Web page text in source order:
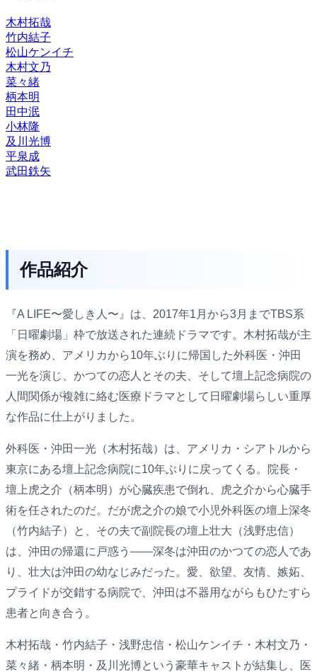
木村拓哉
竹内結子
松山ケンイチ
木村文乃
菜々緒
柄本明
田中泯
小林隆
及川光博
平泉成
武田鉄矢
作品紹介
『A LIFE〜愛しき人〜』は、2017年1月から3月までTBS系
「日曜劇場」枠で放送された連続ドラマです。木村拓哉が主
演を務め、アメリカから10年ぶりに帰国した外科医・沖田
一光を演じ、かつての恋人とその夫、そして壇上記念病院の
人間関係が複雑に絡む医療ドラマとして日曜劇場らしい重厚
な作品に仕上がりました。
外科医・沖田一光（木村拓哉）は、アメリカ・シアトルから
東京にある壇上記念病院に10年ぶりに戻ってくる。院長・
壇上虎之介（柄本明）が心臓疾患で倒れ、虎之介から心臓手
術を任されたのだ。だが虎之介の娘で小児外科医の壇上深冬
（竹内結子）と、その夫で副院長の壇上壮大（浅野忠信）
は、沖田の帰還に戸惑う——深冬は沖田のかつての恋人であ
り、壮大は沖田の幼なじみだった。愛、欲望、友情、嫉妬、
プライドが交錯する病院で、沖田は不器用ながらもひたすら
患者と向き合う。
木村拓哉・竹内結子・浅野忠信・松山ケンイチ・木村文乃・
菜々緒・柄本明・及川光博という豪華キャストが結集し、医